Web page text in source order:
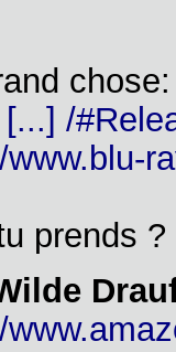
[...] /
www.blu-
prends